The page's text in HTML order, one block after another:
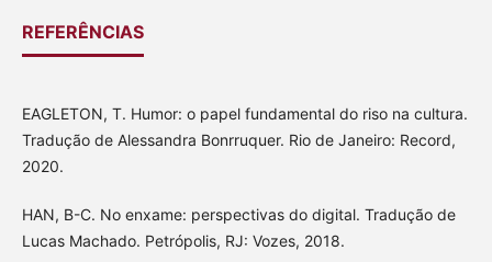
REFERÊNCIAS
EAGLETON, T. Humor: o papel fundamental do riso na cultura.
Tradução de Alessandra Bonrruquer. Rio de Janeiro: Record,
2020.
HAN, B-C. No enxame: perspectivas do digital. Tradução de
Lucas Machado. Petrópolis, RJ: Vozes, 2018.